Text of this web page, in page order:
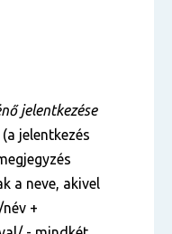
jelentkezése
jelentkezés
a neve, akivel
+